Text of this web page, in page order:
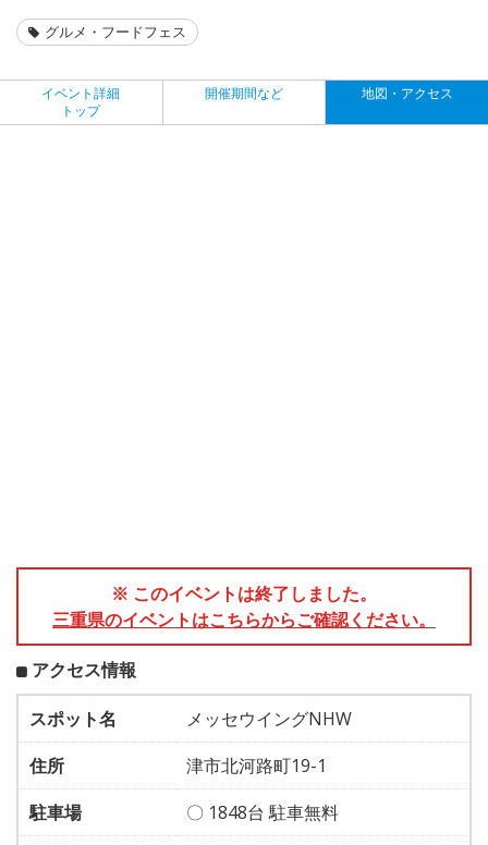
グルメ・フードフェス
イベント詳細
トップ
開催期間など 地図・アクセス
※ このイベントは終了しました。
三重県のイベントはこちらからご確認ください。
アクセス情報
スポット名
メッセウイングNHW
住所
津市北河路町19-1
駐車場
〇 1848台 駐車無料